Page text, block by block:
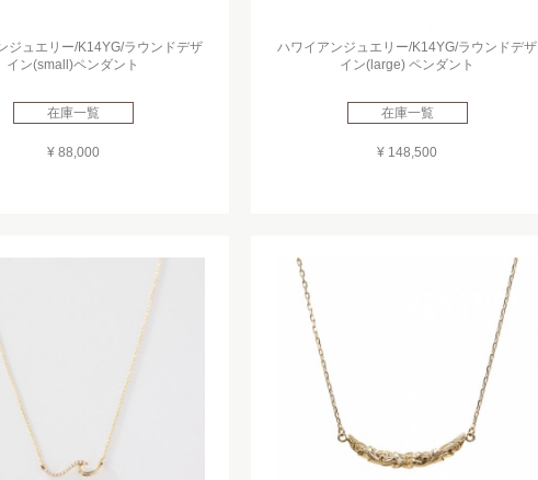
ジュエリー/K14YG/ラウンドデザ
イン(small)ペンダント
在庫一覧
¥ 88,000
ハワイアンジュエリー/K14YG/ラウンドデザ
イン(large) ペンダント
在庫一覧
¥ 148,500